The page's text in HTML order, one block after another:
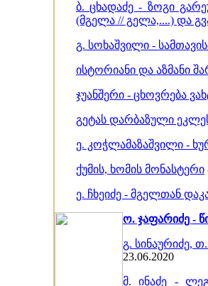
ბ. ცხადაძე - ზოგი
(მგელა // გელა,....) და
გ. სოხაშვილი -
ისტორიანი და აზმანი
ჯუანშერი - ცხოვრება
გეტას დარბაზული
ე. კოჭლამაზაშვილი -
ქუმის, ხომის მონასტერი
ე. ჩხეიძე - მგელთან
ო. ჯაფარიძე -
გ. სინაურიძე,
23.06.2020
მ. ინაძე -